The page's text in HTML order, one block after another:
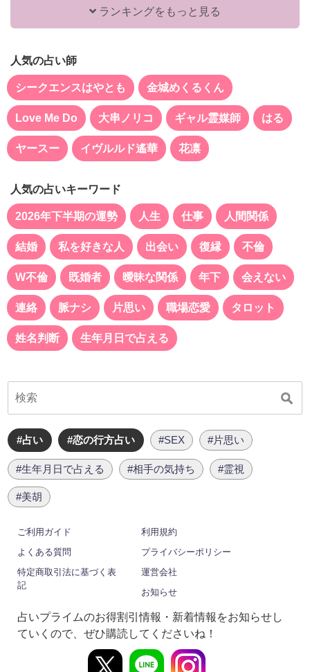
ランキングをもっと見る
人気の占い師
シークエンスはやとも 金城めくるくん
Love Me Do 大串ノリコ ギャル霊媒師 はる
ヤースー イヴルルド遙華 花凛
人気の占いキーワード
2026年下半期の運勢 人生 仕事 人間関係
結婚 私を好きな人 出会い 復縁 不倫
W不倫 既婚者 曖昧な関係 年下 会えない
連絡 脈ナシ 片思い 職場恋愛 タロット
姓名判断 生年月日で占える
#占い #恋の行方占い #SEX #片思い
#生年月日で占える #相手の気持ち #霊視
#美胡
ご利用ガイド
利用規約
よくある質問
プライバシーポリシー
特定商取引法に基づく表
記
運営会社
お知らせ
占いプライムのお得割引情報・新着情報をお知らせし
ていくので、ぜひ購読してくださいね！